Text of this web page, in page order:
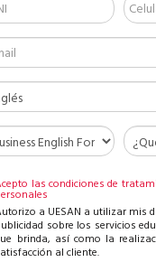
las condiciones de
a UESAN a utilizar mis
sobre los servicios
brinda, así como la
al cliente.